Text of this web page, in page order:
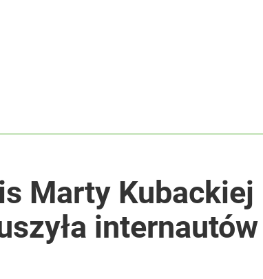
Marty
internautów